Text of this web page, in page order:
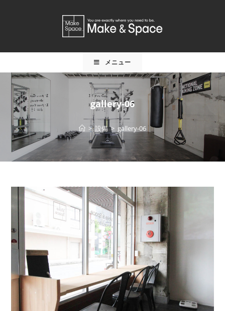
メニュー
gallery-06
> 設備 > gallery-06